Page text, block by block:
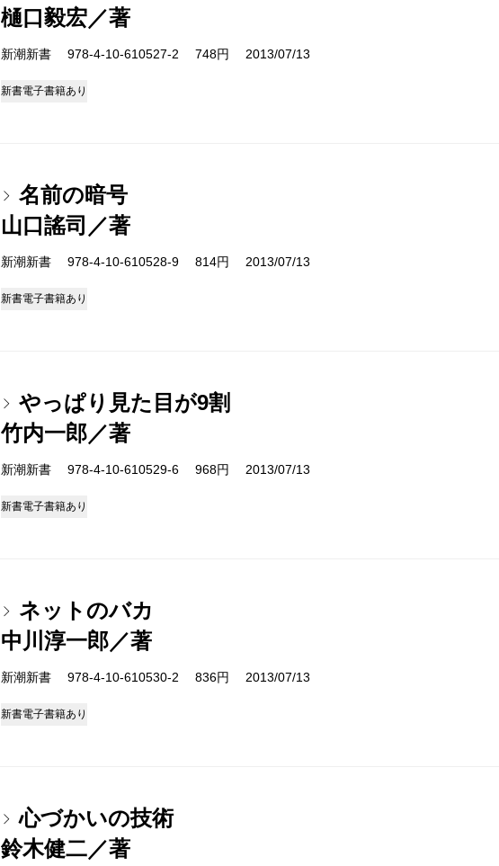
樋口毅宏／著
新潮新書 978-4-10-610527-2 748円 2013/07/13
新書電子書籍あり
名前の暗号
山口謠司／著
新潮新書 978-4-10-610528-9 814円 2013/07/13
新書電子書籍あり
やっぱり見た目が9割
竹内一郎／著
新潮新書 978-4-10-610529-6 968円 2013/07/13
新書電子書籍あり
ネットのバカ
中川淳一郎／著
新潮新書 978-4-10-610530-2 836円 2013/07/13
新書電子書籍あり
心づかいの技術
鈴木健二／著